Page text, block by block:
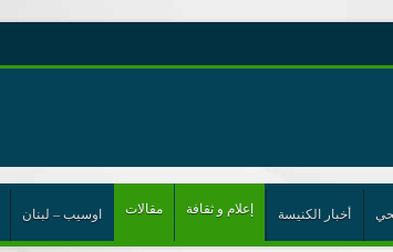
حول اللامركزية الموسعة شرط واجب للخروج من حالة الجمود
أخبار الكنيسة إعلام و ثقافة مقالات اوسيب – لبنان